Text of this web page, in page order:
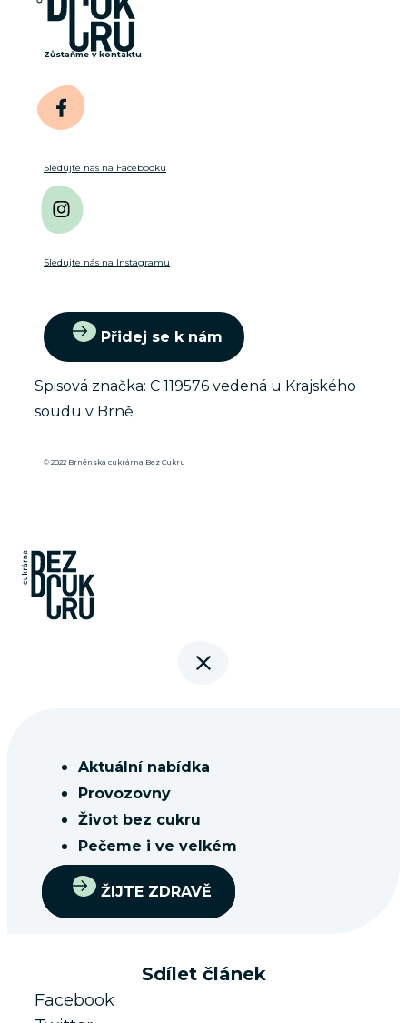
Zůstaňme v kontaktu
Sledujte nás na Facebooku
Sledujte nás na Instagramu
Přidej se k nám
Spisová značka: C 119576 vedená u Krajského
soudu v Brně
© 2022 Brněnská cukrárna Bez Cukru
Aktuální nabídka
Provozovny
Život bez cukru
Pečeme i ve velkém
ŽIJTE ZDRAVĚ
Sdílet článek
Facebook